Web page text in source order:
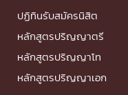
ปฏิทินรับสมัครนิสิต
หลักสูตรปริญญาตรี
หลักสูตรปริญญาโท
หลักสูตรปริญญาเอก